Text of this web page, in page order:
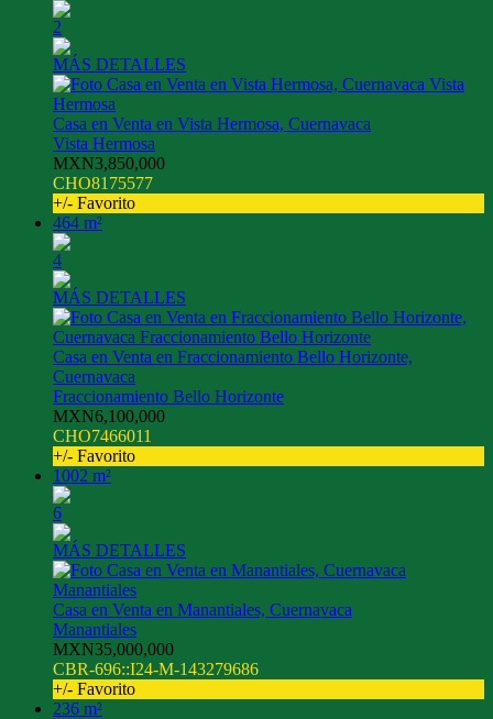
2
MÁS DETALLES
Casa en Venta en Vista Hermosa, Cuernavaca
Vista Hermosa
MXN3,850,000
CHO8175577
+/- Favorito
464 m²
4
MÁS DETALLES
Casa en Venta en Fraccionamiento Bello Horizonte,
Cuernavaca
Fraccionamiento Bello Horizonte
MXN6,100,000
CHO7466011
+/- Favorito
1002 m²
6
MÁS DETALLES
Casa en Venta en Manantiales, Cuernavaca
Manantiales
MXN35,000,000
CBR-696::I24-M-143279686
+/- Favorito
236 m²